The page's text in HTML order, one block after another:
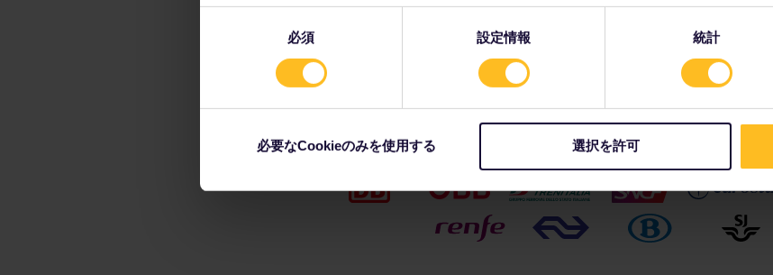
必須 設定情報 統計
必要なCookieのみを使用する 選択を許可
パートナー企業：